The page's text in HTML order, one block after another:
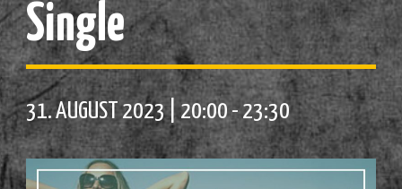
Single
31. AUGUST 2023 | 20:00-23:30